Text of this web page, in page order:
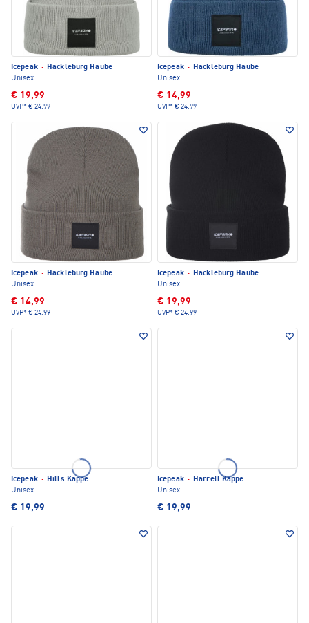
Icepeak · Hackleburg Haube
Unisex
€ 19,99
UVP* € 24,99
Icepeak · Hackleburg Haube
Unisex
€ 14,99
UVP* € 24,99
Icepeak · Hackleburg Haube
Unisex
€ 14,99
UVP* € 24,99
Icepeak · Hackleburg Haube
Unisex
€ 19,99
UVP* € 24,99
Icepeak · Hills Kappe
Unisex
€ 19,99
Icepeak · Harrell Kappe
Unisex
€ 19,99